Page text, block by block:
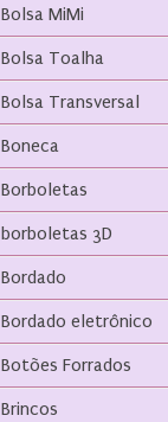
Bolsa MiMi
Bolsa Toalha
Bolsa Transversal
Boneca
Borboletas
borboletas 3D
Bordado
Bordado eletrônico
Botões Forrados
Brincos